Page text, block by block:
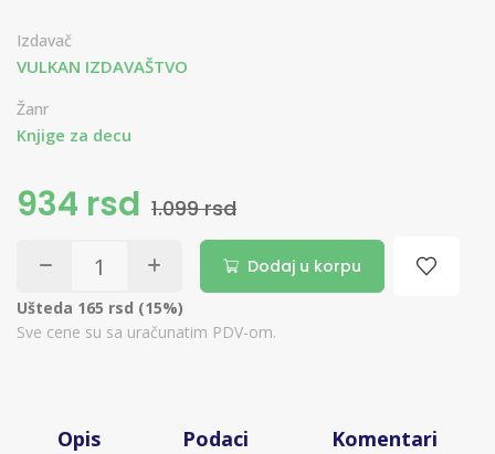
Izdavač
VULKAN IZDAVAŠTVO
Žanr
Knjige za decu
934 rsd 1.099 rsd
Dodaj u korpu
Ušteda 165 rsd (15%)
Sve cene su sa uračunatim PDV-om.
Opis Podaci Komentari